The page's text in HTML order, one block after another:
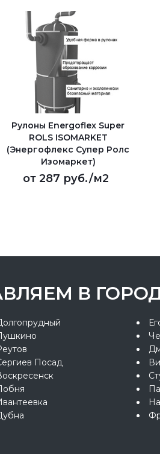
Рулоны Energoflex Super
ROLS ISOMARKET
(Энергофлекс Супер Ролс
Изомаркет)
от 287 руб./м2
В
Посад